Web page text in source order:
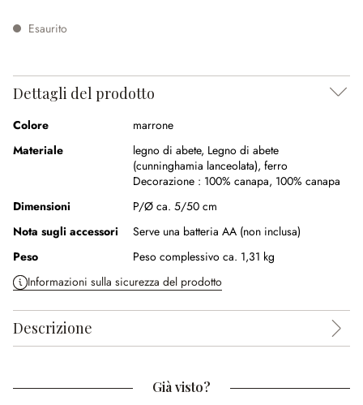
Esaurito
Dettagli del prodotto
Colore
marrone
Materiale
legno di abete, Legno di abete
(cunninghamia lanceolata), ferro
Decorazione : 100% canapa, 100% canapa
Dimensioni
P/Ø ca. 5/50 cm
Nota sugli accessori
Serve una batteria AA (non inclusa)
Peso
Peso complessivo ca. 1,31 kg
Informazioni sulla sicurezza del prodotto
Descrizione
Già visto?